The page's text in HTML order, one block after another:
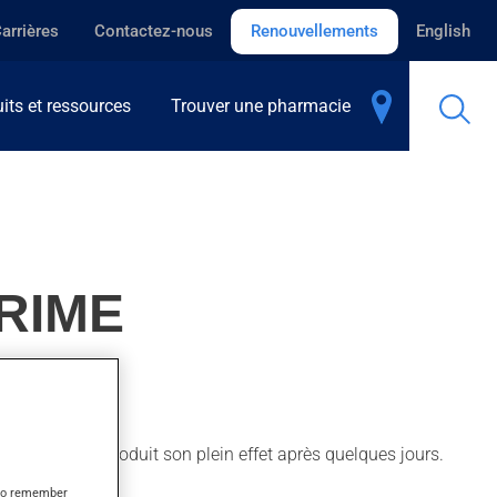
Contactez-nous Renouvellements English
et ressources Trouver une pharmacie
Il produit son plein effet après quelques jours.
remember